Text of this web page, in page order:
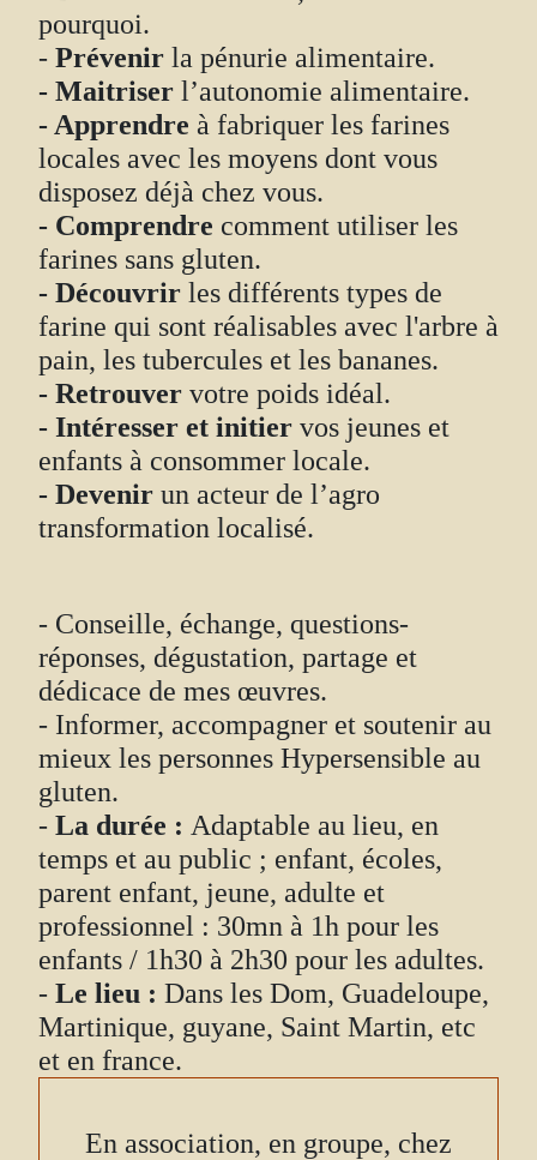
pourquoi.
- Prévenir la pénurie alimentaire.
- Maitriser l’autonomie alimentaire.
- Apprendre à fabriquer les farines
locales avec les moyens dont vous
disposez déjà chez vous.
- Comprendre comment utiliser les
farines sans gluten.
- Découvrir les différents types de
farine qui sont réalisables avec l'arbre à
pain, les tubercules et les bananes.
- Retrouver votre poids idéal.
- Intéresser et initier vos jeunes et
enfants à consommer locale.
- Devenir un acteur de l’agro
transformation localisé.
- Conseille, échange, questions-
réponses, dégustation, partage et
dédicace de mes œuvres.
- Informer, accompagner et soutenir au
mieux les personnes Hypersensible au
gluten.
- La durée : Adaptable au lieu, en
temps et au public ; enfant, écoles,
parent enfant, jeune, adulte et
professionnel : 30mn à 1h pour les
enfants / 1h30 à 2h30 pour les adultes.
- Le lieu : Dans les Dom, Guadeloupe,
Martinique, guyane, Saint Martin, etc
et en france.
En association, en groupe, chez